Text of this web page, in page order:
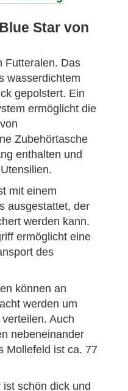
Star von
Futteralen. Das
wasserdichtem
gepolstert. Ein
ermöglicht die
Zubehörtasche
enthalten und
mit einem
ausgestattet, der
werden kann.
ermöglicht eine
des
können an
werden um
Auch
nebeneinander
Mollefeld ist ca. 77
schön dick und